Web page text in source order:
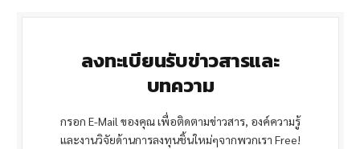
ลงทะเบียนรับข่าวสารและ
บทความ
กรอก E-Mail ของคุณ เพื่อติดตามข่าวสาร, องค์ความรู้
และงานวิจัยด้านการลงทุนชิ้นใหม่ๆจากพวกเรา Free!